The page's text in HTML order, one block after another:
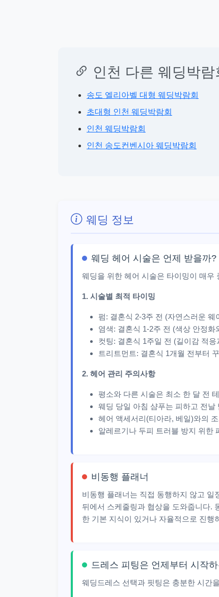
인천 다른 웨딩박람
송도 엘리아벨 대형 웨딩박람회
초대형 인천 웨딩박람회
인천 웨딩박람회
인천 송도컨벤시아 웨딩박람회
웨딩 정보
웨딩 헤어 시술은 언제 받을까?
웨딩을 위한 헤어 시술은 타이밍이 매우
1. 시술별 최적 타이밍
펌: 결혼식 2-3주 전 (자연스러운 웨
염색: 결혼식 1-2주 전 (색상 안정화
컷팅: 결혼식 1주일 전 (길이감 적
트리트먼트: 결혼식 1개월 전부터
2. 헤어 관리 주의사항
평소와 다른 시술은 최소 한 달 전
웨딩 당일 아침 샴푸는 피하고 전날
헤어 액세서리(티아라, 베일)와의
알레르기나 두피 트러블 방지 위한
비동행 플래너
비동행 플래너는 직접 동행하지 않고
뒤에서 스케줄링과 협상을 도와줍니다.
한 기본 지식이 있거나 자율적으로 진행
드레스 피팅은 언제부터 시작
웨딩드레스 선택과 핏팅은 충분한 시간